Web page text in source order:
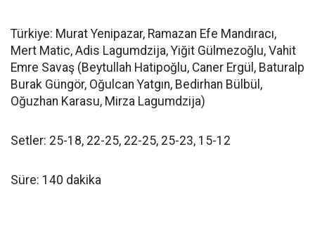
Türkiye: Murat Yenipazar, Ramazan Efe Mandıracı,
Mert Matic, Adis Lagumdzija, Yiğit Gülmezoğlu, Vahit
Emre Savaş (Beytullah Hatipoğlu, Caner Ergül, Baturalp
Burak Güngör, Oğulcan Yatgın, Bedirhan Bülbül,
Oğuzhan Karasu, Mirza Lagumdzija)
Setler: 25-18, 22-25, 22-25, 25-23, 15-12
Süre: 140 dakika